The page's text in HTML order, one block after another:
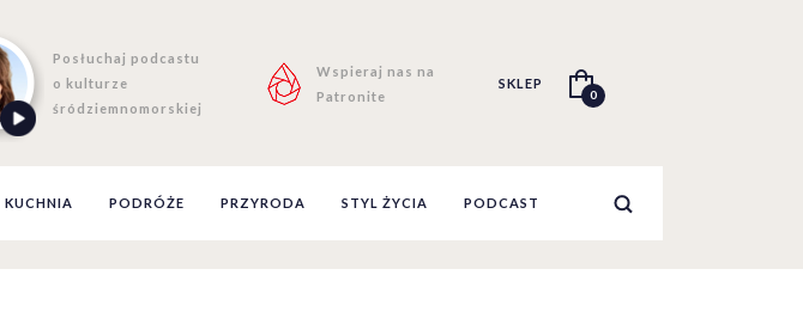
Posłuchaj podcastu
o kulturze
śródziemnomorskiej
Wspieraj nas na
Patronite
SKLEP
0
KUCHNIA PODRÓŻE PRZYRODA STYL ŻYCIA PODCAST